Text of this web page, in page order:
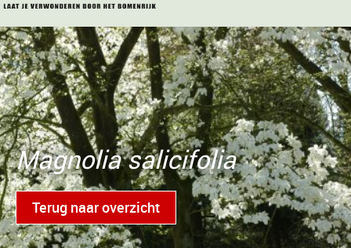
Magnolia salicifolia
Terug naar overzicht